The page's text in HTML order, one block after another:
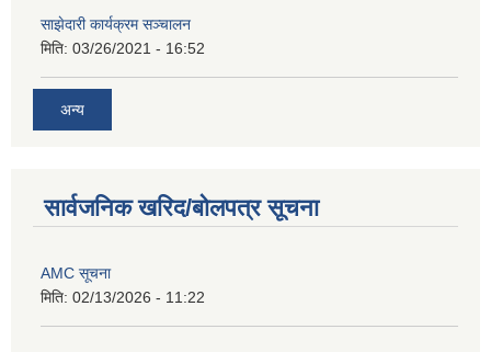
साझेदारी कार्यक्रम सञ्चालन
मिति: 03/26/2021 - 16:52
अन्य
सार्वजनिक खरिद/बोलपत्र सूचना
AMC सूचना
मिति: 02/13/2026 - 11:22